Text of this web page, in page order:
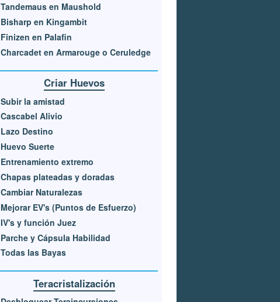
Tandemaus en Maushold
Bisharp en Kingambit
Finizen en Palafin
Charcadet en Armarouge o Ceruledge
Criar Huevos
Subir la amistad
Cascabel Alivio
Lazo Destino
Huevo Suerte
Entrenamiento extremo
Chapas plateadas y doradas
Cambiar Naturalezas
Mejorar EV's (Puntos de Esfuerzo)
IV's y función Juez
Parche y Cápsula Habilidad
Todas las Bayas
Teracristalización